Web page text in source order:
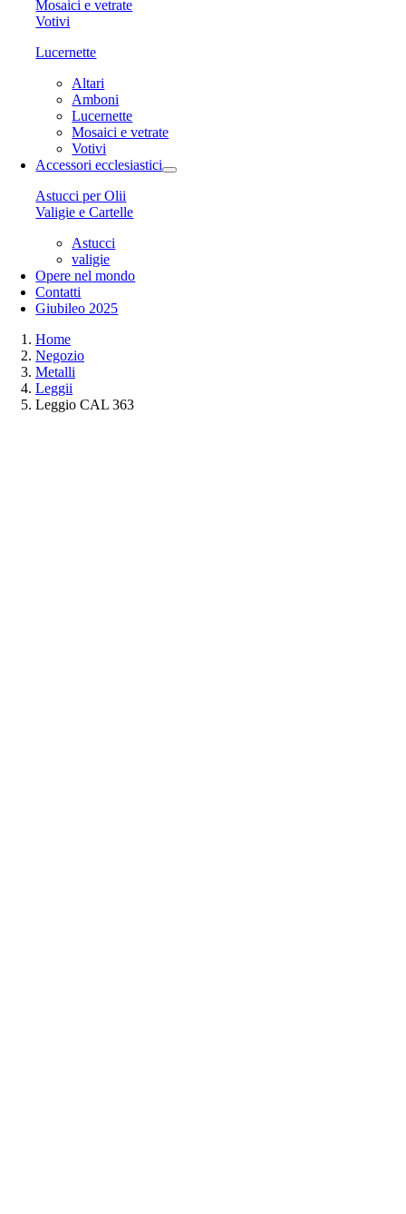
Mosaici e vetrate
Votivi
Lucernette
Altari
Amboni
Lucernette
Mosaici e vetrate
Votivi
Accessori ecclesiastici
Astucci per Olii
Valigie e Cartelle
Astucci
valigie
Opere nel mondo
Contatti
Giubileo 2025
Home
Negozio
Metalli
Leggii
Leggio CAL 363